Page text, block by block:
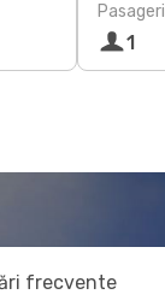
Pasageri
1
frecvente